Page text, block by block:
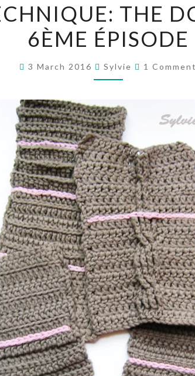
TECHNIQUE:
THE
DC
PROJECT,
ÉPISODE
THE
6ÈME ÉPISODE
3 March 2016 Sylvie Comments
1 Comment